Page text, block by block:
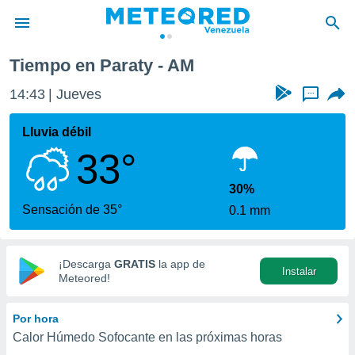
de
ha
para
que se
calidad.
a este
las
y
digital
basada
Tiempo en Paraty - AM
14:43 Jueves ...
Lluvia débil
33°
Sensación de 35°
30%
0.1 mm
¡Descarga GRATIS la app de
Meteored!
Instalar
Por hora
Calor Húmedo Sofocante en las próximas horas